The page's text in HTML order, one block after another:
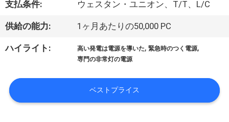
い
工
場
支払条件: ウェスタン・ユニオン、T/T、L/C
供給の能力: 1ヶ月あたりの50,000 PC
ハイライト: 高い発電は電源を導いた,緊急時のつく電源,
専門の非常灯の電源
ベストプライス